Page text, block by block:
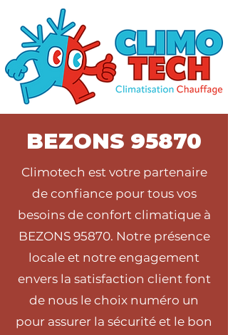
BEZONS 95870
Climotech est votre partenaire
de confiance pour tous vos
besoins de confort climatique à
BEZONS 95870. Notre présence
locale et notre engagement
envers la satisfaction client font
de nous le choix numéro un
pour assurer la sécurité et le bon